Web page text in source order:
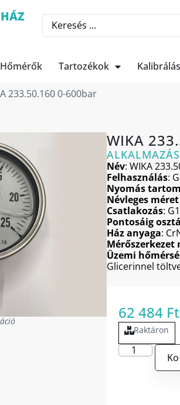
Hőmérők Tartozékok Kalibrálás
233.50.160 0-600bar
WIKA
Név: WIKA
Felhasználás:
Nyomás
Névleges
Csatlakozás:
Pontosáig
Ház anyaga:
Mérőszerkezet
Üzemi
Glicerinnel
62 484 Ft
Raktáron